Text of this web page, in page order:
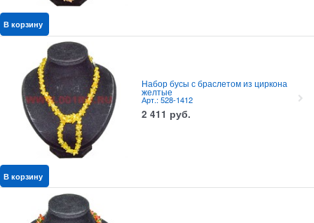
В корзину
Набор бусы с браслетом из циркона
желтые
Арт.: 528-1412
2 411 руб.
В корзину